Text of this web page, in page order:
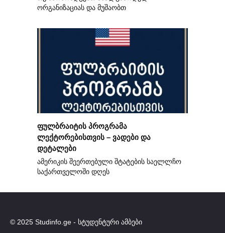
ორგანიზაციას და მუშაობთ
ფულბრაიტის პროგრამა
ლექტორებისთვის – ვადები და
დეტალები
ამერიკის შეერთებული შტატების საელლჩო
საქართველოში დღეს
© 2025 Studinfo.ge - სტუდენტური ამბები